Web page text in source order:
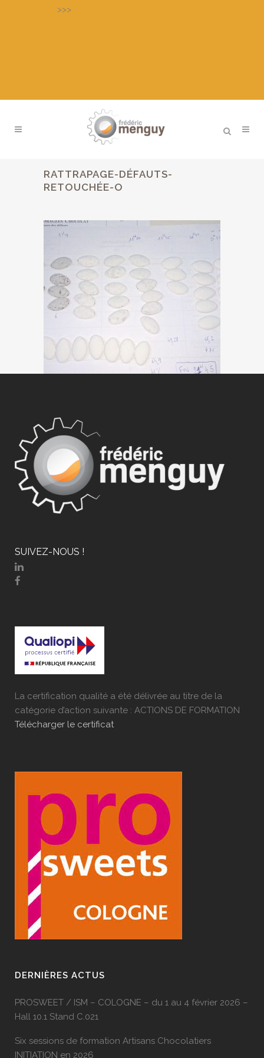
>>>
RATTRAPAGE-DÉFAUTS-
RETOUCHÉE-O
SUIVEZ-NOUS !
La certification qualité a été délivrée au titre de la
catégorie d’action suivante : ACTIONS DE FORMATION
Télécharger le certificat
DERNIÈRES ACTUS
PROSWEET / ISM – COLOGNE – du 1 au 4 février 2026 –
Hall 10.1 Stand C.021
Six sessions de formation Artisans Chocolatiers
INITIATION en 2026